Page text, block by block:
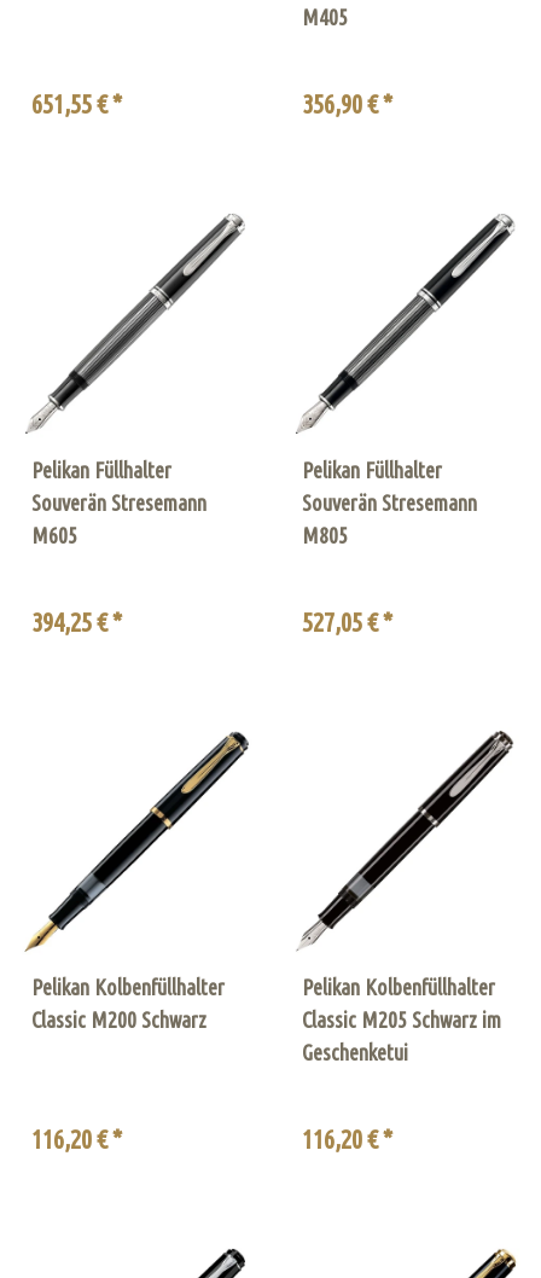
651,55 € *
M405
356,90 € *
Pelikan Füllhalter
Souverän Stresemann
M605
394,25 € *
Pelikan Füllhalter
Souverän Stresemann
M805
527,05 € *
Pelikan Kolbenfüllhalter
Classic M200 Schwarz
116,20 € *
Pelikan Kolbenfüllhalter
Classic M205 Schwarz im
Geschenketui
116,20 € *